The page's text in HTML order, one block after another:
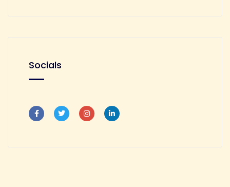
Socials